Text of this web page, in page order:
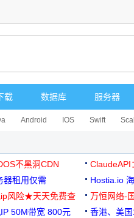
载 数据库 服务器
Android IOS Swift
不黑洞CDN ClaudeAPI
器租用仅需
Hostia.io
风险★天天免费查
万恒网络-
99元/月起
50M带宽 800元 香港、美